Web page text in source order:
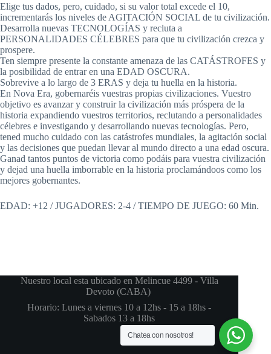
Elige tus dados, pero, cuidado, si su valor total excede el 10,
incrementarás los niveles de AGITACIÓN SOCIAL de tu civilización.
Desarrolla nuevas TECNOLOGÍAS y recluta a
PERSONALIDADES CÉLEBRES para que tu civilización crezca y
prospere.
Ten siempre presente la constante amenaza de las CATÁSTROFES y
la posibilidad de entrar en una EDAD OSCURA.
Sobrevive a lo largo de 3 ERAS y deja tu huella en la historia.
En Nova Era, gobernaréis vuestras propias civilizaciones. Vuestro
objetivo es avanzar y construir la civilización más próspera de la
historia expandiendo vuestros territorios, reclutando a personalidades
célebres e investigando y desarrollando nuevas tecnologías. Pero,
tened mucho cuidado con las catástrofes mundiales, la agitación social
y las decisiones que puedan llevar al mundo directo a una edad oscura.
Ganad tantos puntos de victoria como podáis para vuestra civilización
y dejad una huella imborrable en la historia proclamándoos como los
mejores gobernantes.
EDAD: +12 / JUGADORES: 2-4 / TIEMPO DE JUEGO: 60 Min.
Nuestro local esta ubicado en Melincue 4499 - Villa
Devoto (CABA)
Horario: Lunes a viernes 10 a 12hs - 15 a 18hs -
Sabados 13 a 18hs
Chatea con nosotros!